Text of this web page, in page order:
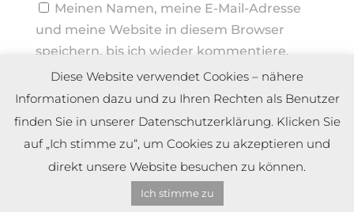
Meinen Namen, meine E-Mail-Adresse
und meine Website in diesem Browser
speichern, bis ich wieder kommentiere.
Copyright by Dennis Meier
Diese Website verwendet Cookies – nähere
Informationen dazu und zu Ihren Rechten als Benutzer
finden Sie in unserer Datenschutzerklärung. Klicken Sie
auf „Ich stimme zu“, um Cookies zu akzeptieren und
direkt unsere Website besuchen zu können.
Ich stimme zu